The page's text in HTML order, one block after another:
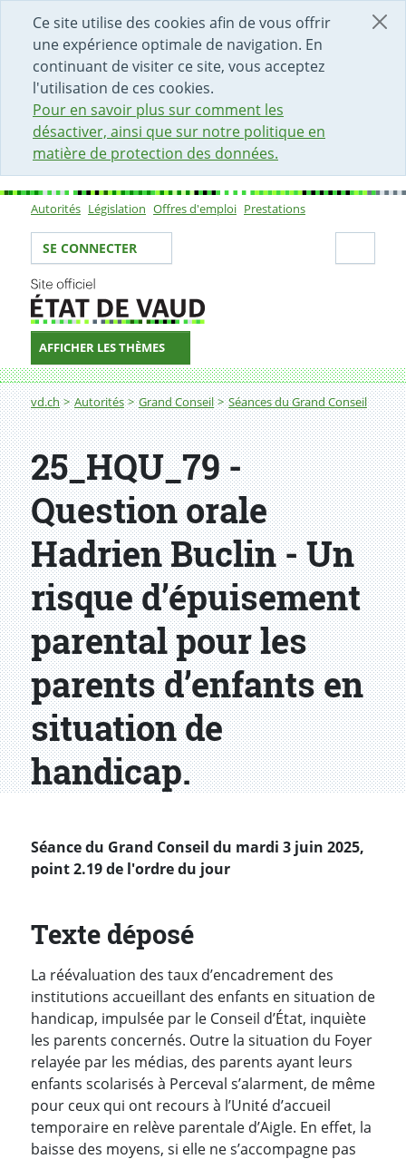
Ce site utilise des cookies afin de vous offrir
une expérience optimale de navigation. En
continuant de visiter ce site, vous acceptez
l'utilisation de ces cookies.
Pour en savoir plus sur comment les
désactiver, ainsi que sur notre politique en
matière de protection des données.
DÉBUT DU CONTENU DE LA PAGE
ACCÈS AU CHAMP DE RECHERCHE
PAGE D'ACCUEIL
FORMULAIRE DE CONTACT
Sous-navigation
Autorités Législation Offres d'emploi Prestations
Votre identité
SE CONNECTER
AFFICHER LES THÈMES
Fil d'Ariane
vd.ch Autorités Grand Conseil Séances du Grand Conseil
25_HQU_79 -
Question orale
Hadrien Buclin - Un
risque d’épuisement
parental pour les
parents d’enfants en
situation de
handicap.
Séance du Grand Conseil du mardi 3 juin 2025,
point 2.19 de l'ordre du jour
Texte déposé
La réévaluation des taux d’encadrement des
institutions accueillant des enfants en situation de
handicap, impulsée par le Conseil d’État, inquiète
les parents concernés. Outre la situation du Foyer
relayée par les médias, des parents ayant leurs
enfants scolarisés à Perceval s’alarment, de même
pour ceux qui ont recours à l’Unité d’accueil
temporaire en relève parentale d’Aigle. En effet, la
baisse des moyens, si elle ne s’accompagne pas